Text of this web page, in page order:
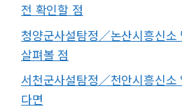
전 확인할 점
청양군사설탐정／논산시흥신
살펴볼 점
서천군사설탐정／천안시흥신
다면